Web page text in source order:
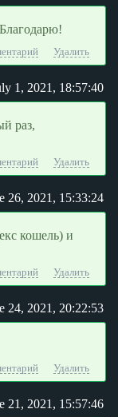
Удалить
1, 2021, 18:57:40
раз,
Удалить
26, 2021, 15:33:24
кошель) и
Удалить
24, 2021, 20:22:53
Удалить
21, 2021, 15:57:46